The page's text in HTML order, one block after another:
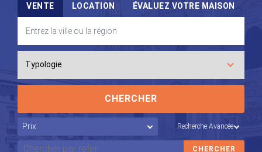
VENTE LOCATION ÉVALUEZ VOTRE MAISON
Recherche Avancée
CHERCHER